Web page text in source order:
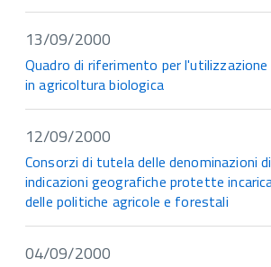
13/09/2000
Quadro di riferimento per
in agricoltura biologica
12/09/2000
Consorzi di tutela delle denominazioni
indicazioni geografiche protette
delle politiche agricole e forestali
04/09/2000